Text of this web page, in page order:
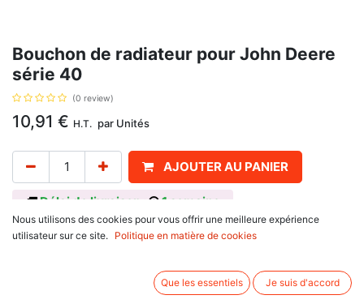
Bouchon de radiateur pour John Deere
série 40
(0 review)
10,91 € H.T. par Unités
AJOUTER AU PANIER
Délai de livraison : 1 semaine
Bouchon de radiateur, avec pour référence d'origine RE24897, RE369103,
série 40 : 4040, 4240, 4440.
Nous utilisons des cookies pour vous offrir une meilleure expérience
utilisateur sur ce site.
Politique en matière de cookies
Que les essentiels Je suis d'accord